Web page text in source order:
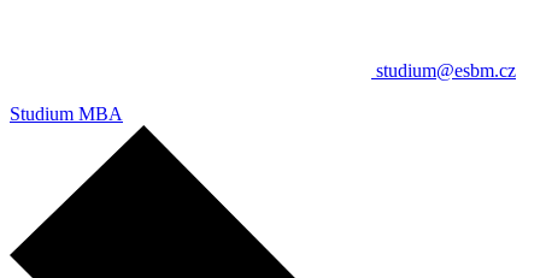
studium@esbm.cz
Studium MBA